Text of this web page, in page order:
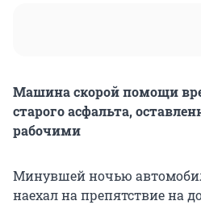
Машина скорой помощи
старого асфальта,
рабочими
Минувшей ночью
наехал на препятствие на